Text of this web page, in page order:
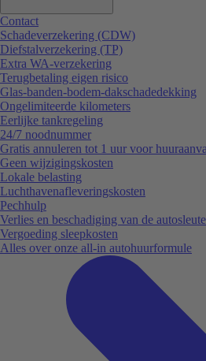
Contact
Schadeverzekering (CDW)
Diefstalverzekering (TP)
Extra WA-verzekering
Terugbetaling eigen risico
Glas-banden-bodem-dakschadedekking
Ongelimiteerde kilometers
Eerlijke tankregeling
24/7 noodnummer
Gratis annuleren tot 1 uur voor
Geen wijzigingskosten
Lokale belasting
Luchthavenafleveringskosten
Pechhulp
Verlies en beschadiging van de
Vergoeding sleepkosten
Alles over onze all-in autohuurformule